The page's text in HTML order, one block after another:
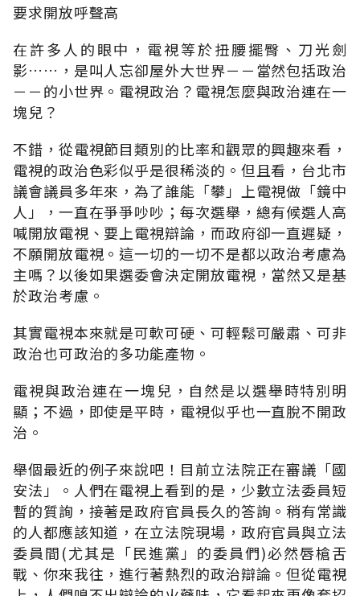
要求開放呼聲高
在許多人的眼中，電視等於扭腰擺臀、刀光劍
影……，是叫人忘卻屋外大世界－－當然包括政治
－－的小世界。電視政治？電視怎麼與政治連在一
塊兒？
不錯，從電視節目類別的比率和觀眾的興趣來看，
電視的政治色彩似乎是很稀淡的。但且看，台北市
議會議員多年來，為了誰能「攀」上電視做「鏡中
人」，一直在爭爭吵吵；每次選舉，總有候選人高
喊開放電視、要上電視辯論，而政府卻一直遲疑，
不願開放電視。這一切的一切不是都以政治考慮為
主嗎？以後如果選委會決定開放電視，當然又是基
於政治考慮。
其實電視本來就是可軟可硬、可輕鬆可嚴肅、可非
政治也可政治的多功能產物。
電視與政治連在一塊兒，自然是以選舉時特別明
顯；不過，即使是平時，電視似乎也一直脫不開政
治。
舉個最近的例子來說吧！目前立法院正在審議「國
安法」。人們在電視上看到的是，少數立法委員短
暫的質詢，接著是政府官員長久的答詢。稍有常識
的人都應該知道，在立法院現場，政府官員與立法
委員間(尤其是「民進黨」的委員們)必然唇槍舌
戰、你來我往，進行著熱烈的政治辯論。但從電視